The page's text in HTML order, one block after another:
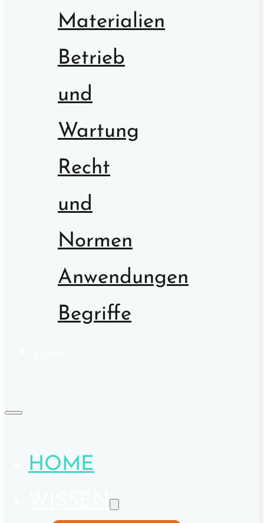
Materialien
Betrieb
und
Wartung
Recht
und
Normen
Anwendungen
Begriffe
HOME